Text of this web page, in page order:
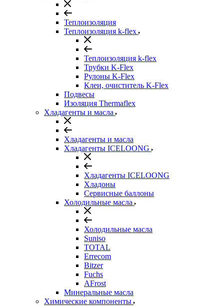
Теплоизоляция
Теплоизоляция k-flex
Теплоизоляция k-flex
Трубки K-Flex
Рулоны K-Flex
Клеи, очиститель K-Flex
Подвесы
Изоляция Thermaflex
Хладагенты и масла
Хладагенты и масла
Хладагенты ICELOONG
Хладагенты ICELOONG
Хладоны
Сервисные баллоны
Холодильные масла
Холодильные масла
Suniso
TOTAL
Errecom
Bitzer
Fuchs
AFrost
Минеральные масла
Химические компоненты